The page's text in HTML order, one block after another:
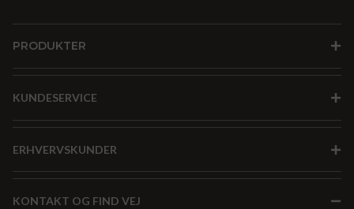
PRODUKTER
KUNDESERVICE
ERHVERVSKUNDER
KONTAKT OG FIND VEJ